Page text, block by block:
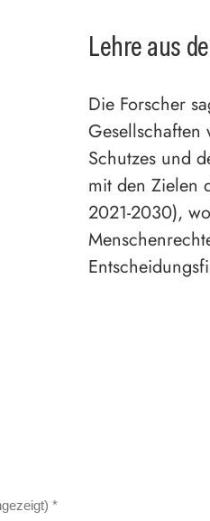
Lehre aus
Die Forscher
Gesellschaften
Schutzes und
mit den Zielen
2021-2030),